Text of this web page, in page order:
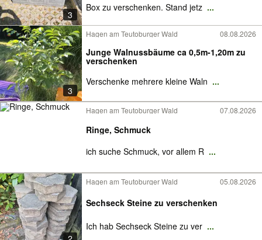
3
Box zu verschenken. Stand jetz ...
3
Hagen am Teutoburger Wald 08.08.2026
Junge Walnussbäume ca 0,5m-1,20m zu
verschenken
Verschenke mehrere kleine Waln ...
Hagen am Teutoburger Wald 07.08.2026
Ringe, Schmuck
ich suche Schmuck, vor allem R ...
Hagen am Teutoburger Wald 05.08.2026
Sechseck Steine zu verschenken
Ich hab Sechseck Steine zu ver ...